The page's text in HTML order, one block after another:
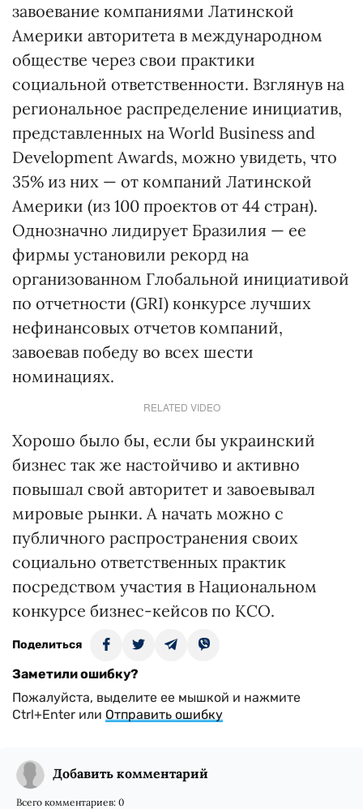
завоевание компаниями Латинской
Америки авторитета в международном
обществе через свои практики
социальной ответственности. Взглянув на
региональное распределение инициатив,
представленных на World Business and
Development Awards, можно увидеть, что
35% из них — от компаний Латинской
Америки (из 100 проектов от 44 стран).
Однозначно лидирует Бразилия — ее
фирмы установили рекорд на
организованном Глобальной инициативой
по отчетности (GRI) конкурсе лучших
нефинансовых отчетов компаний,
завоевав победу во всех шести
номинациях.
RELATED VIDEO
Хорошо было бы, если бы украинский
бизнес так же настойчиво и активно
повышал свой авторитет и завоевывал
мировые рынки. А начать можно с
публичного распространения своих
социально ответственных практик
посредством участия в Национальном
конкурсе бизнес-кейсов по КСО.
Поделиться
Заметили ошибку?
Пожалуйста, выделите ее мышкой и нажмите
Ctrl+Enter или Отправить ошибку
Добавить комментарий
Всего комментариев: 0